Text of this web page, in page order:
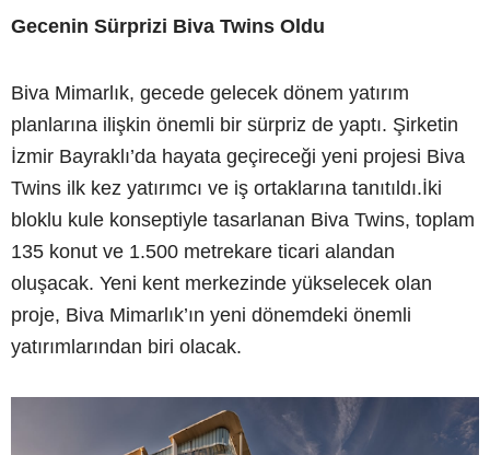
Gecenin Sürprizi Biva Twins Oldu
Biva Mimarlık, gecede gelecek dönem yatırım
planlarına ilişkin önemli bir sürpriz de yaptı. Şirketin
İzmir Bayraklı’da hayata geçireceği yeni projesi Biva
Twins ilk kez yatırımcı ve iş ortaklarına tanıtıldı.İki
bloklu kule konseptiyle tasarlanan Biva Twins, toplam
135 konut ve 1.500 metrekare ticari alandan
oluşacak. Yeni kent merkezinde yükselecek olan
proje, Biva Mimarlık’ın yeni dönemdeki önemli
yatırımlarından biri olacak.